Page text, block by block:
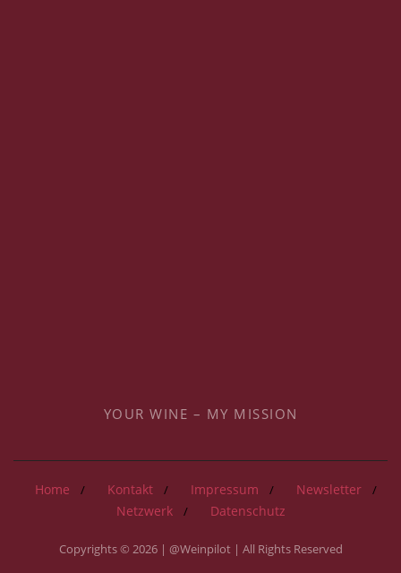
YOUR WINE – MY MISSION
Home Kontakt Impressum
Newsletter
Netzwerk
Datenschutz
Copyrights © 2026 | @Weinpilot | All Rights Reserved